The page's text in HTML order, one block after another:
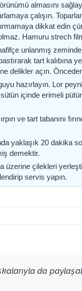
almasını
çalışın.
dikkat edin
Hamuru strech
unlanmış
tart kalıbına
delikler açın.
hazırlayın. Lor
sütün içinde erimeli
ve tart tabanını
yaklaşık 20 dakika
demektir.
üzerine çilekleri
servis yapın.
da